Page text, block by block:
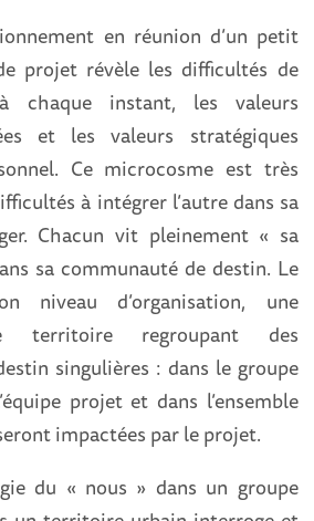
en réunion d’un petit
projet révèle les difficultés de
chaque instant, les valeurs
et les valeurs stratégiques
Ce microcosme est très
à intégrer l’autre dans sa
Chacun vit pleinement « sa
sa communauté de destin. Le
niveau d’organisation, une
territoire regroupant des
singulières : dans le groupe
projet et dans l’ensemble
impactées par le projet.
du « nous » dans un groupe